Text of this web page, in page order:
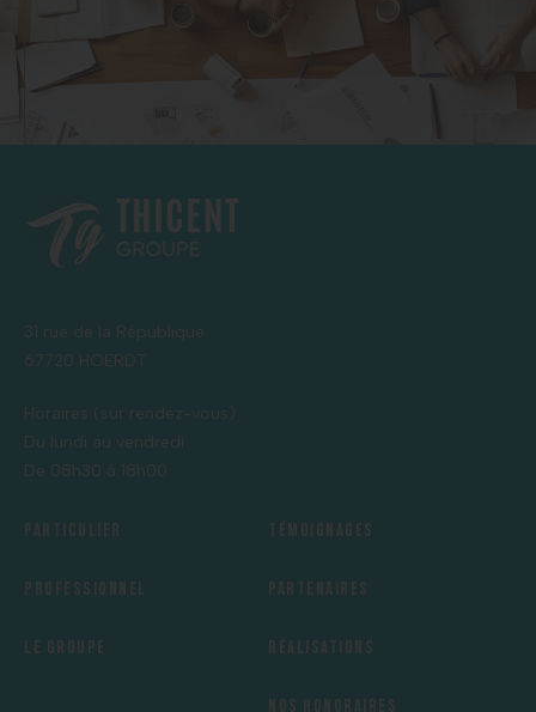
31 rue de la République
67720 HOERDT
Horaires (sur rendez-vous) :
Du lundi au vendredi
De 08h30 à 18h00
Particulier
Professionnel
Le groupe
Témoignages
Partenaires
Réalisations
Nos honoraires